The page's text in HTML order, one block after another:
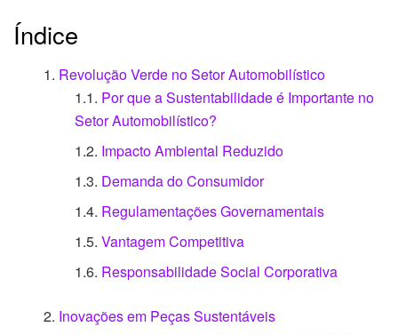
Índice
Revolução Verde no Setor Automobilístico
Por que a Sustentabilidade é Importante no
Setor Automobilístico?
Impacto Ambiental Reduzido
Demanda do Consumidor
Regulamentações Governamentais
Vantagem Competitiva
Responsabilidade Social Corporativa
Inovações em Peças Sustentáveis